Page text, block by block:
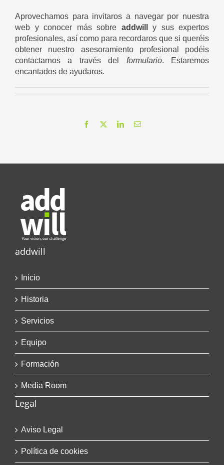
Aprovechamos para invitaros a navegar por nuestra
web y conocer más sobre addwill y sus expertos
profesionales, así como para recordaros que si queréis
obtener nuestro asesoramiento profesional podéis
contactarnos a través del formulario. Estaremos
encantados de ayudaros.
Facebook LinkedInCorreo
addwill
Inicio
Historia
Servicios
Equipo
Formación
Media Room
Legal
Aviso Legal
Política de cookies